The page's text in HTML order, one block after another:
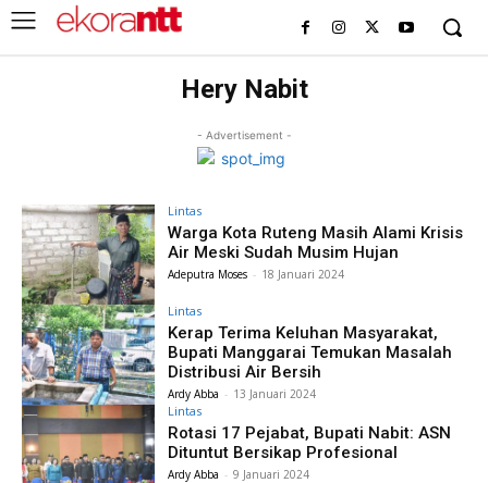
Hery Nabit
- Advertisement -
Lintas
Warga Kota Ruteng Masih Alami Krisis
Air Meski Sudah Musim Hujan
Adeputra Moses - 18 Januari 2024
Lintas
Kerap Terima Keluhan Masyarakat,
Bupati Manggarai Temukan Masalah
Distribusi Air Bersih
Ardy Abba - 13 Januari 2024
Lintas
Rotasi 17 Pejabat, Bupati Nabit: ASN
Dituntut Bersikap Profesional
Ardy Abba - 9 Januari 2024